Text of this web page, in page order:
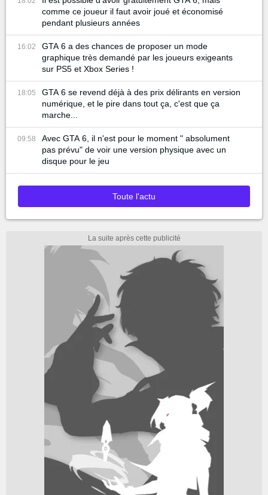
comme ce joueur il faut avoir joué et économisé
pendant plusieurs années
16:02
GTA 6 a des chances de proposer un mode
graphique très demandé par les joueurs exigeants
sur PS5 et Xbox Series !
18:05
GTA 6 se revend déjà à des prix délirants en version
numérique, et le pire dans tout ça, c'est que ça
marche...
09:58
Avec GTA 6, il n'est pour le moment " absolument
pas prévu" de voir une version physique avec un
disque pour le jeu
Toute l'actu